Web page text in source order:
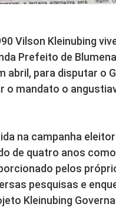
Vilson Kleinubing
Prefeito de
abril, para disputar o
o mandato o
na campanha
de quatro anos
pelos
pesquisas e
Kleinubing